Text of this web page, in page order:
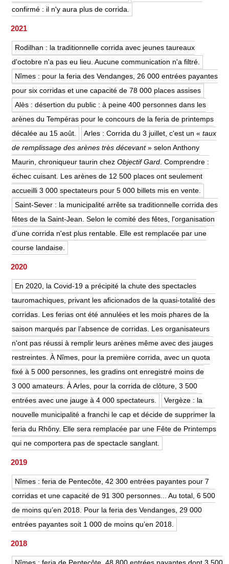
confirmé : il n'y aura plus de corrida.
2021
Rodilhan : la traditionnelle corrida avec jeunes taureaux
d'octobre n'a pas eu lieu. Aucune communication n'a filtré.
Nîmes : pour la feria des Vendanges, 26 000 entrées payantes
pour six corridas et une capacité de 78 000 places assises
Alès : désertion du public : à peine 400 personnes dans les
arènes du Tempéras pour le concours de la feria de printemps
décalée au 15 août.
Arles : Corrida du 3 juillet, c'est un « taux
de remplissage des arènes très décevant» selon Anthony
Maurin, chroniqueur taurin chezObjectif Gard. Comprendre :
échec cuisant. Les arènes de 12 500 places ont seulement
accueilli 3 000 spectateurs pour 5 000 billets mis en vente.
Saint-Sever : la municipalité arrête sa traditionnelle corrida des
fêtes de la Saint-Jean. Selon le comité des fêtes, l'organisation
d'une corrida n'est plus rentable. Elle est remplacée par une
course landaise.
2020
En 2020, la Covid-19 a précipité la chute des spectacles
tauromachiques, privant les aficionados de la quasi-totalité des
corridas. Les ferias ont été annulées et les mois phares de la
saison marqués par l’absence de corridas. Les organisateurs
n'ont pas réussi à remplir leurs arènes même avec des jauges
restreintes. À Nîmes, pour la première corrida, avec un quota
fixé à 5 000 personnes, les gradins ont enregistré moins de
3 000 amateurs. À Arles, pour la corrida de clôture, 3 500
entrées avec une jauge à 4 000 spectateurs.
Vergèze : la
nouvelle municipalité a franchi le cap et décide de supprimer la
feria du Rhôny. Elle sera remplacée par une Fête de Printemps
qui ne comportera pas de spectacle sanglant.
2019
Nîmes : feria de Pentecôte, 42 300 entrées payantes pour 7
corridas et une capacité de 91 300 personnes... Au total, 6 500
de moins qu’en 2018. Pour la feria des Vendanges, 29 000
entrées payantes soit 1 000 de moins qu’en 2018.
2018